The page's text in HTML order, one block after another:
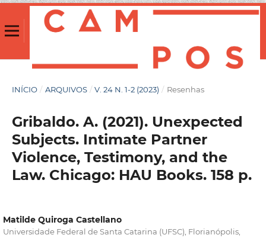
INÍCIO / ARQUIVOS / V. 24 N. 1-2 (2023) / Resenhas
Gribaldo. A. (2021). Unexpected
Subjects. Intimate Partner
Violence, Testimony, and the
Law. Chicago: HAU Books. 158 p.
Matilde Quiroga Castellano
Universidade Federal de Santa Catarina (UFSC), Florianópolis,